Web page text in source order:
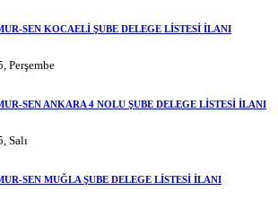
SEN KOCAELİ ŞUBE DELEGE LİSTESİ İLANI
Perşembe
SEN ANKARA 4 NOLU ŞUBE DELEGE LİSTESİ İLANI
Salı
SEN MUĞLA ŞUBE DELEGE LİSTESİ İLANI